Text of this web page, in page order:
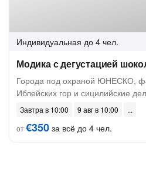
Индивидуальная до 4 чел.
Модика с дегустацией
Города под охраной ЮНЕСКО,
Иблейских гор и сицилийские
Завтра в 10:00
9 авг в 10:00
от€350 за всё до 4 чел.